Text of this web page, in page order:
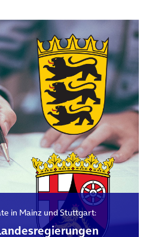
in Mainz und Stuttgart: